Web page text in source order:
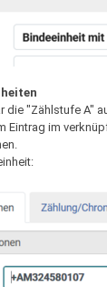
die "Zählstufe A"
Eintrag im